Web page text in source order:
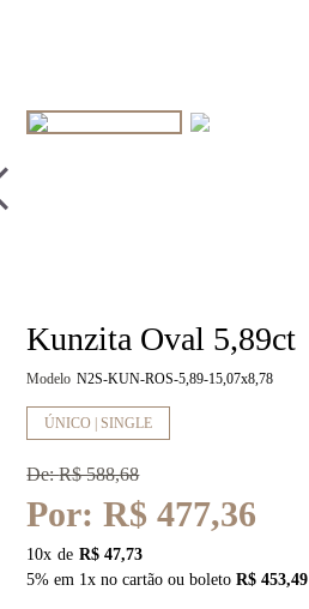
Kunzita Oval 5,89ct
Modelo N2S-KUN-ROS-5,89-15,07x8,78
ÚNICO | SINGLE
De:R$ 588,68
Por:R$ 477,36
10x
R$ 47,73
5% em 1x no cartão ou boletoR$ 453,49